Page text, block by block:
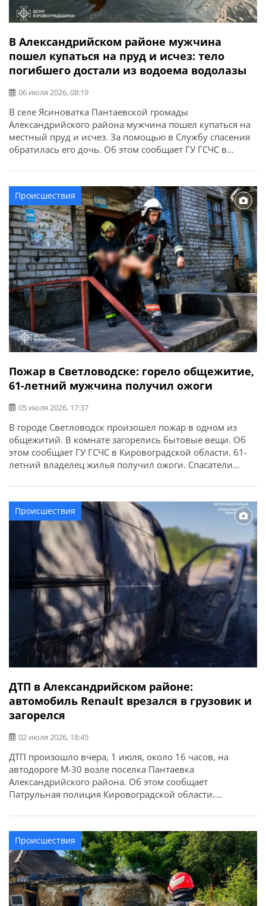
В Александрийском районе мужчина
пошел купаться на пруд и исчез: тело
погибшего достали из водоема водолазы
06 июля 2026, 08:19
В селе Ясиноватка Пантаевской громады
Александрийского района мужчина пошел купаться на
местный пруд и исчез. За помощью в Службу спасения
обратилась его дочь. Об этом сообщает ГУ ГСЧС в
частным водолазом достали из водоема тело
утопленника и доставили его на берег. Погибшим
оказался 54-летний мужчина, житель поселка Знаменка
Вторая Кропивницкого […]
Происшествия
Пожар в Светловодске: горело общежитие,
61-летний мужчина получил ожоги
05 июля 2026, 17:37
В городе Светловодск произошел пожар в одном из
общежитий. В комнате загорелись бытовые вещи. Об
этом сообщает ГУ ГСЧС в Кировоградской области. 61-
летний владелец жилья получил ожоги. Спасатели
медикам. Потерпевшего госпитализировали.
Происшествия
ДТП в Александрийском районе:
автомобиль Renault врезался в грузовик и
загорелся
02 июля 2026, 18:45
ДТП произошло вчера, 1 июля, около 16 часов, на
автодороге М-30 возле поселка Пантаевка
Александрийского района. Об этом сообщает
Патрульная полиция Кировоградской области.
внимателен, не следил за дорожной обстановкой, не
выбрал безопасную скорость движения, не соблюдал
безопасную дистанцию ​​и столкнулся с грузовым
транспортным средством MAN с полуприцепом,
который […]
Происшествия